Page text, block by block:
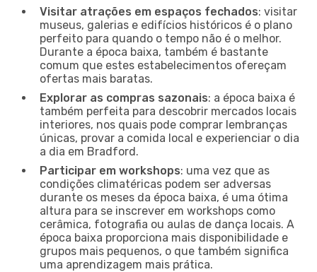
Visitar atrações em espaços fechados: visitar
museus, galerias e edifícios históricos é o plano
perfeito para quando o tempo não é o melhor.
Durante a época baixa, também é bastante
comum que estes estabelecimentos ofereçam
ofertas mais baratas.
Explorar as compras sazonais: a época baixa é
também perfeita para descobrir mercados locais
interiores, nos quais pode comprar lembranças
únicas, provar a comida local e experienciar o dia
a dia em Bradford.
Participar em workshops: uma vez que as
condições climatéricas podem ser adversas
durante os meses da época baixa, é uma ótima
altura para se inscrever em workshops como
cerâmica, fotografia ou aulas de dança locais. A
época baixa proporciona mais disponibilidade e
grupos mais pequenos, o que também significa
uma aprendizagem mais prática.